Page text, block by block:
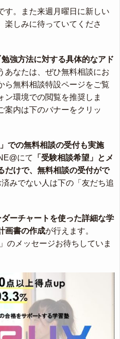
す。また来週月曜日に新しい
楽しみに待っていてくださ
勉強方法に対する具体的なアド
あなたは、ぜひ無料相談にお
ら無料相談特設ページをご覧
ン環境での閲覧を推奨しま
案内は下のバナーをクリッ
」での無料相談の受付も実施
にて
「受験相談希望」とメ
だけで、無料相談の受付がで
みでない人は下の「友だち追
ダーチャートを使った詳細な学
画書の作成が行えます。
のメッセージお待ちしていま